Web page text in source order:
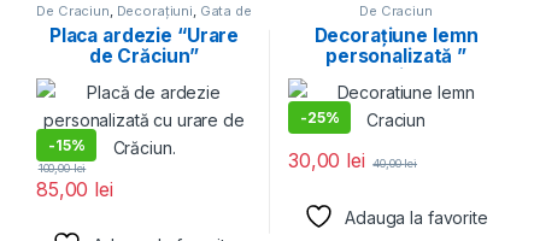
De Craciun, Decorațiuni, Gata de
oferit
Placa ardezie “Urare
de Crăciun”
-15%
85,00 lei
100,00lei
De Craciun
Decorațiune lemn
personalizată ”
Crăciun”
-25%
30,00 lei 40,00lei
Adauga la favorite